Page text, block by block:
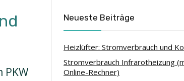
Neueste Beiträge
Heizlüfter: Stromverbrauch und
Stromverbrauch Infrarotheizung
Online-Rechner)